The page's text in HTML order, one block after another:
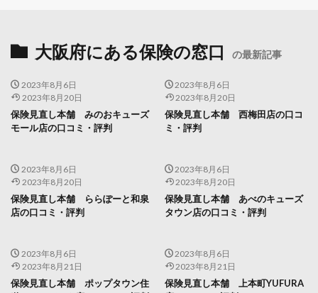
大阪府にある保険の窓口 の最新記事
2023年8月6日
2023年8月20日
保険見直し本舗 みのおキューズ
モール店の口コミ・評判
2023年8月6日
2023年8月20日
保険見直し本舗 西梅田店の口コ
ミ・評判
2023年8月6日
2023年8月20日
保険見直し本舗 ららぽーと和泉
店の口コミ・評判
2023年8月6日
2023年8月20日
保険見直し本舗 あべのキューズ
タウン店の口コミ・評判
2023年8月6日
2023年8月21日
保険見直し本舗 ポップタウン住
2023年8月6日
2023年8月21日
保険見直し本舗 上本町YUFURA